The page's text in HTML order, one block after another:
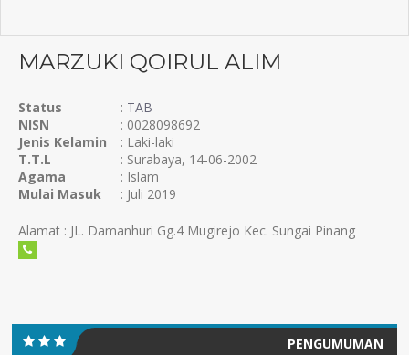
MARZUKI QOIRUL ALIM
Status : TAB
NISN
: 0028098692
Jenis Kelamin
: Laki-laki
T.T.L
: Surabaya, 14-06-2002
Agama
: Islam
Mulai Masuk
: Juli 2019
Alamat : JL. Damanhuri Gg.4 Mugirejo Kec. Sungai Pinang
PENGUMUMAN